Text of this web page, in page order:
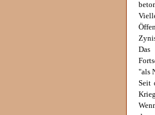
Das
"als
Seit